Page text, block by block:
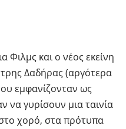
και ο νέος εκείνη
Δαδήρας (αργότερα
εμφανίζονταν ως
να γυρίσουν μια ταινία
χορό, στα πρότυπα